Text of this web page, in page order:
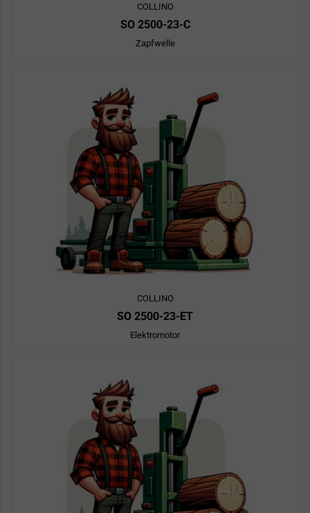
COLLINO
SO 2500-23-C
Zapfwelle
COLLINO
SO 2500-23-ET
Elektromotor